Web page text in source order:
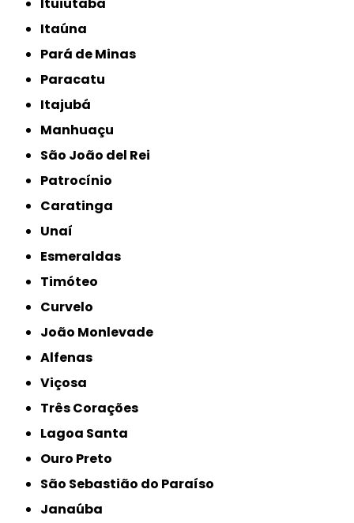
Itaúna
Pará de Minas
Paracatu
Itajubá
Manhuaçu
São João del Rei
Patrocínio
Caratinga
Unaí
Esmeraldas
Timóteo
Curvelo
João Monlevade
Alfenas
Viçosa
Três Corações
Lagoa Santa
Ouro Preto
São Sebastião do Paraíso
Janaúba